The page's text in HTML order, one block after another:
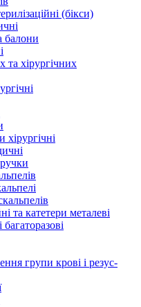
(бікси)
балони
хірургічних
хірургічні
та катетери металеві
групи крові і резус-